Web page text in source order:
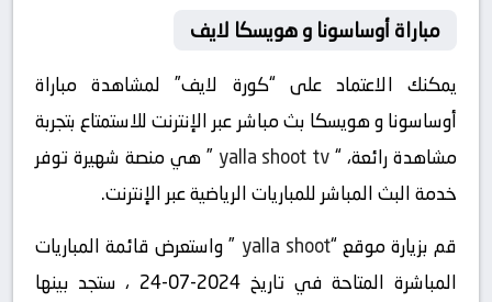
مباراة أوساسونا و هويسكا لايف
يمكنك الاعتماد على “كورة لايف” لمشاهدة مباراة
أوساسونا و هويسكا بث مباشر عبر الإنترنت للاستمتاع بتجربة
مشاهدة رائعة، “yalla shoot tv ” هي منصة شهيرة توفر
خدمة البث المباشر للمباريات الرياضية عبر الإنترنت.
قم بزيارة موقع “yalla shoot ” واستعرض قائمة المباريات
المباشرة المتاحة في تاريخ 2024-07-24 ، ستجد بينها